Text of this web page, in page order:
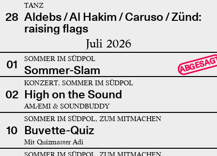
28
TANZ
Aldebs / Al Hakim / Caruso / Zünd:
raising flags
Juli 2026
01 SOMMER IM SÜDPOL
Sommer-Slam
02
KONZERT, SOMMER IM SÜDPOL
High on the Sound
AMÆMI & SOUNDBUDDY
10
SOMMER IM SÜDPOL, ZUM MITMACHEN
Buvette-Quiz
Mit Quizmaster Adi